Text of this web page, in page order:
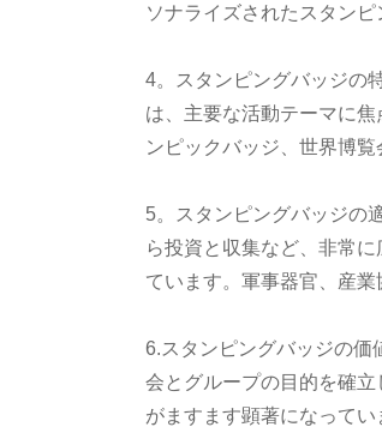
ソナライズされたスタンピ
4。スタンピングバッジの
は、主要な活動テーマに
ンピックバッジ、世界博
5。スタンピングバッジの
ら投資と収集など、非常
ています。軍事器官、産
6.スタンピングバッジの価
会とグループの目的を確
がますます顕著になってい